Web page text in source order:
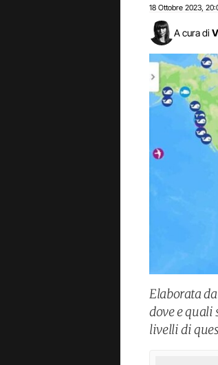
18 Ottobre 2023
A cura di
Elaborata
dove e
livelli di